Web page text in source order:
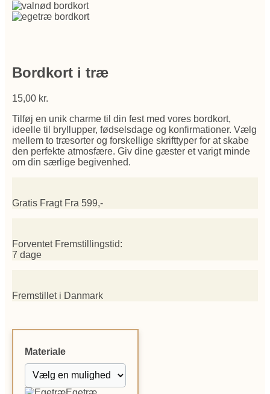
Bordkort i træ
15,00 kr.
Tilføj en unik charme til din fest med vores bordkort,
ideelle til bryllupper, fødselsdage og konfirmationer. Vælg
mellem to træsorter og forskellige skrifttyper for at skabe
den perfekte atmosfære. Giv dine gæster et varigt minde
om din særlige begivenhed.
Gratis Fragt Fra 599,-
Forventet Fremstillingstid:
7 dage
Fremstillet i Danmark
Materiale